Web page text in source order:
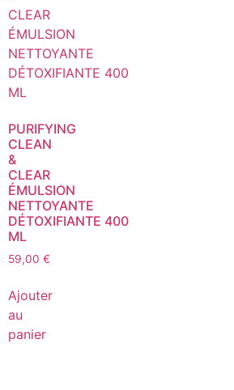
PURIFYING
CLEAN
&
CLEAR
ÉMULSION
NETTOYANTE
DÉTOXIFIANTE 400
ML
59,00 €
Ajouter
au
panier